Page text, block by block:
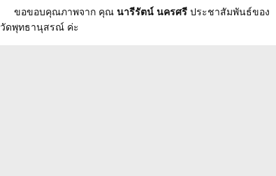
ขอขอบคุณภาพจาก คุณ นารีรัตน์ นครศรี ประชาสัมพันธ์ของ
วัดพุทธานุสรณ์ ค่ะ